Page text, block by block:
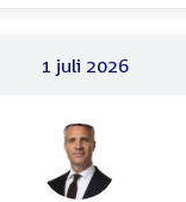
1 juli 2026